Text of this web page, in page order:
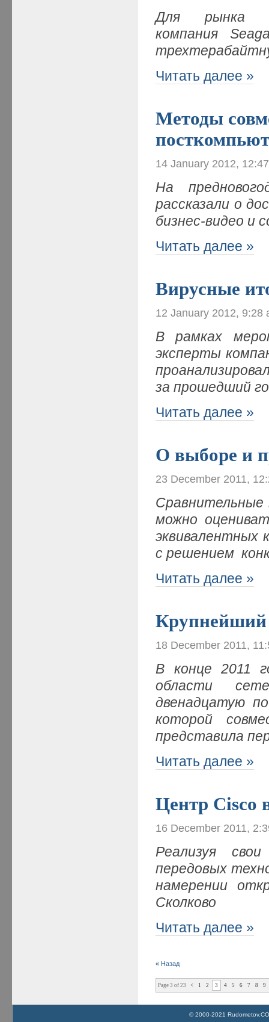
Для рынка
компания
Читать далее »
Методы
14 January 2012,
На
рассказали о
бизнес-видео и
Читать далее »
Вирусные
12 January 2012, 9:28
В рамках
эксперты
за прошедший
Читать далее »
О выборе и
23 December 2011,
можно
эквивалентных
с решением
Читать далее »
Крупнейший
18 December 2011,
В конце 2011
области
двенадцатую
которой
представила
Читать далее »
Центр Cisco
16 December 2011,
Реализуя
передовых
намерении
Сколково
Читать далее »
« Назад
Page 3 of 23 < 1 2 3 4 5 6 7 8 9
© 2000-2021